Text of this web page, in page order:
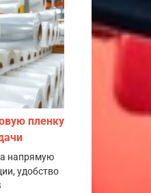
пленку
напрямую
удобство